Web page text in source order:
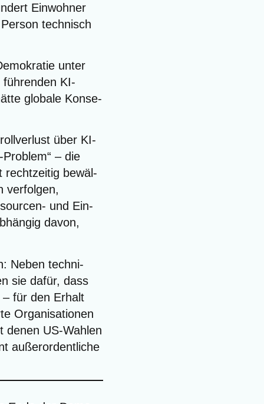
Ein­woh­ner
tech­nisch
unter
KI-
glo­ba­le Kon­se­
über KI-
– die
recht­zei­tig bewäl­
ver­fol­gen,
und Ein­
davon,
Neben tech­ni­
sie dafür, dass
für den Erhalt
Orga­ni­sa­tio­nen
denen US-Wah­len
außer­or­dent­li­che